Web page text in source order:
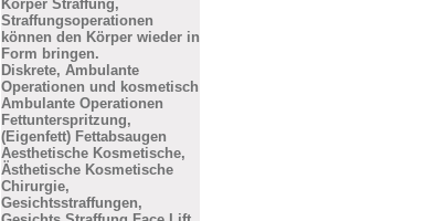
Körper Straffung,
Straffungsoperationen
können den Körper wieder in
Form bringen.
Diskrete, Ambulante
Operationen und kosmetisch
Ambulante Operationen
Fettunterspritzung,
(Eigenfett) Fettabsaugen
Aesthetische Kosmetische,
Ästhetische Kosmetische
Chirurgie,
Gesichtsstraffungen,